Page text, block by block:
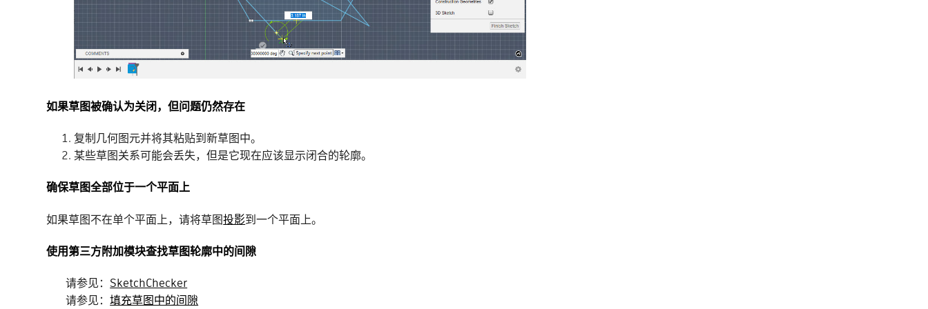
如果草图被确认为关闭，但问题仍然存在
复制几何图元并将其粘贴到新草图中。
某些草图关系可能会丢失，但是它现在应该显示闭合的轮廓。
确保草图全部位于一个平面上
如果草图不在单个平面上，请将草图投影到一个平面上。
使用第三方附加模块查找草图轮廓中的间隙
请参见： SketchChecker
请参见：填充草图中的间隙